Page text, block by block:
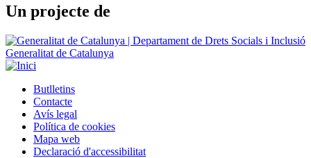
Un projecte de
Generalitat de Catalunya
Peu
Butlletins
Contacte
Avís legal
Política de cookies
Mapa web
Declaració d'accessibilitat